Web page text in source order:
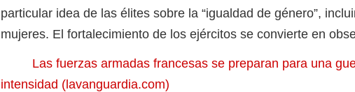
particular idea de las élites sobre la “igualdad de género”,
mujeres. El fortalecimiento de los ejércitos se convierte en
Las fuerzas armadas francesas se preparan para una
intensidad (lavanguardia.com)